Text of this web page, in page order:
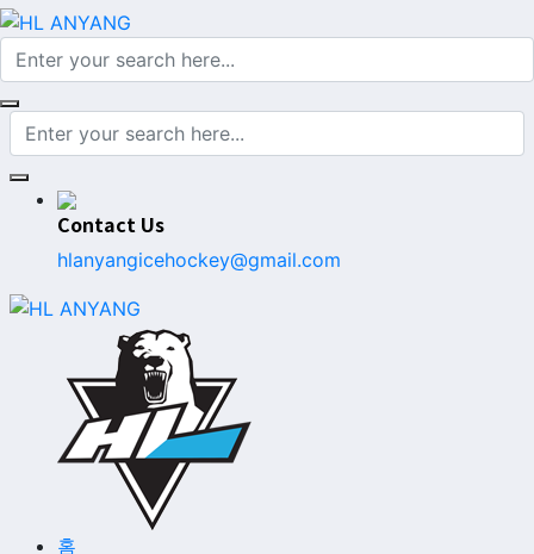
Contact Us
hlanyangicehockey@gmail.com
홈